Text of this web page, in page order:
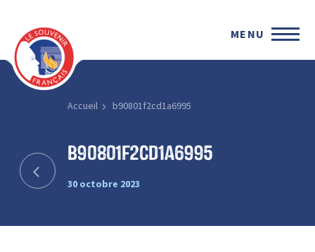
MENU
Accueil b90801f2cd1a6995
b90801f2cd1a6995
30 octobre 2023